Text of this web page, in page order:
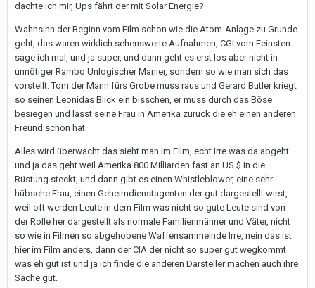
dachte ich mir, Ups fährt der mit Solar Energie?
Wahnsinn der Beginn vom Film schon wie die Atom-Anlage zu Grunde
geht, das waren wirklich sehenswerte Aufnahmen, CGI vom Feinsten
sage ich mal, und ja super, und dann geht es erst los aber nicht in
unnötiger Rambo Unlogischer Manier, sondern so wie man sich das
vorstellt. Tom der Mann fürs Grobe muss raus und Gerard Butler kriegt
so seinen Leonidas Blick ein bisschen, er muss durch das Böse
besiegen und lässt seine Frau in Amerika zurück die eh einen anderen
Freund schon hat.
Alles wird überwacht das sieht man im Film, echt irre was da abgeht
und ja das geht weil Amerika 800 Milliarden fast an US $ in die
Rüstung steckt, und dann gibt es einen Whistleblower, eine sehr
hübsche Frau, einen Geheimdienstagenten der gut dargestellt wirst,
weil oft werden Leute in dem Film was nicht so gute Leute sind von
der Rolle her dargestellt als normale Familienmänner und Väter, nicht
so wie in Filmen so abgehobene Waffensammelnde Irre, nein das ist
hier im Film anders, dann der CIA der nicht so super gut wegkommt
was eh gut ist und ja ich finde die anderen Darsteller machen auch ihre
Sache gut.